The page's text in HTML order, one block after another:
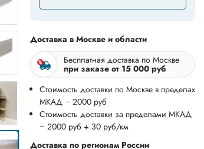
Доставка в Москве и области
Бесплатная доставка по Москве
при заказе от 15 000 руб
Стоимость доставки по Москве в пределах
МКАД – 2000 руб
Стоимость доставки за пределами МКАД
– 2000 руб + 30 руб/км
Доставка по регионам России